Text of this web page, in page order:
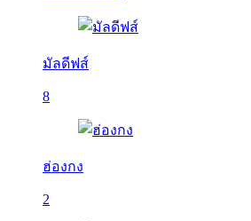
มัลดีฟส์
8
ฮ่องกง
2